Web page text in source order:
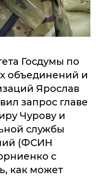
Госдумы по
объединений и
Ярослав
запрос главе
Чурову и
службы
(ФСИН
с
как может